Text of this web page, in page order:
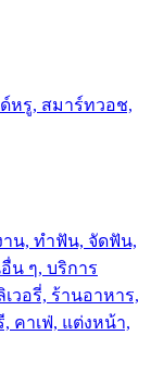
หรู, สมาร์ทวอช,
าน, ทำฟัน, จัดฟัน,
น ๆ, บริการ
วอรี่, ร้านอาหาร,
คาเฟ่, แต่งหน้า,